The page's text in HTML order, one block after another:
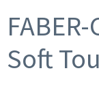
Soft